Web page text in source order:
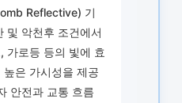
Reflective) 기
및 악천후 조건에서
가로등 등의 빛에 효
은 가시성을 제공
안전과 교통 흐름